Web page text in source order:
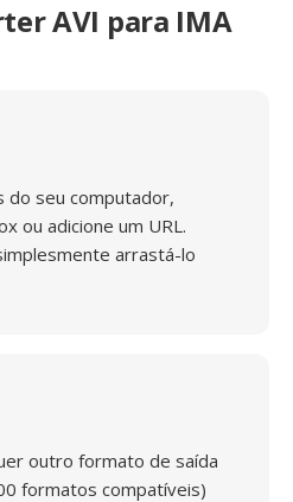
AVI para IMA
do seu computador,
ou adicione um URL.
arrastá-lo
outro formato de saída
formatos compatíveis)